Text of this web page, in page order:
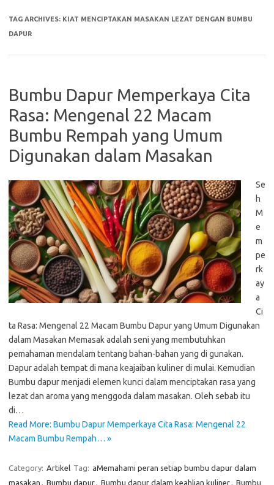
TAG ARCHIVES: KIAT MENCIPTAKAN MASAKAN LEZAT DENGAN BUMBU
DAPUR
Bumbu Dapur Memperkaya Cita
Rasa: Mengenal 22 Macam
Bumbu Rempah yang Umum
Digunakan dalam Masakan
Se
h
M
e
m
pe
rk
ay
a
Ci
ta Rasa: Mengenal 22 Macam Bumbu Dapur yang Umum Digunakan
dalam Masakan Memasak adalah seni yang membutuhkan
pemahaman mendalam tentang bahan-bahan yang di gunakan.
Dapur adalah tempat di mana keajaiban kuliner di mulai. Kemudian
Bumbu dapur menjadi elemen kunci dalam menciptakan rasa yang
lezat dan aroma yang menggoda dalam masakan. Oleh sebab itu
di…
Read More: Bumbu Dapur Memperkaya Cita Rasa: Mengenal 22
Macam Bumbu Rempah… »
Category: Artikel Tag: aMemahami peran setiap bumbu dapur dalam
masakan , Bumbu dapur, Bumbu dapur dalam keahlian kuliner, Bumbu